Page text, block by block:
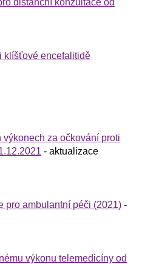
distanční konzultace od
klíšťové encefalitidě
výkonech za očkování proti
- aktualizace
pro ambulantní péči (2021) -
výkonu telemedicíny od